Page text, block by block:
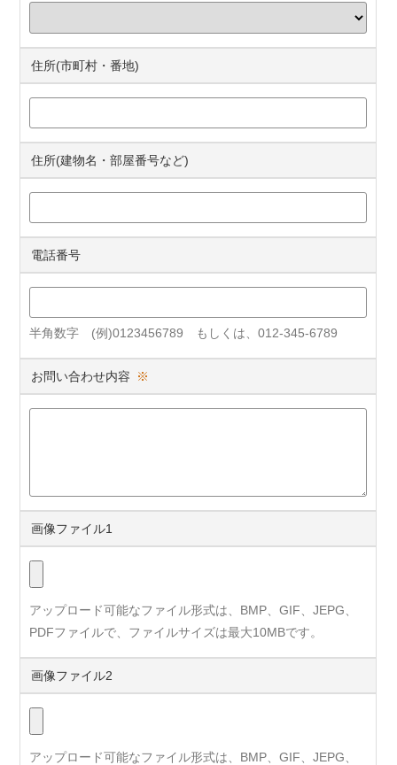
住所(市町村・番地)
住所(建物名・部屋番号など)
電話番号
半角数字 (例)0123456789 もしくは、012-345-6789
お問い合わせ内容 ※
画像ファイル1
アップロード可能なファイル形式は、BMP、GIF、JEPG、
PDFファイルで、ファイルサイズは最大10MBです。
画像ファイル2
アップロード可能なファイル形式は、BMP、GIF、JEPG、